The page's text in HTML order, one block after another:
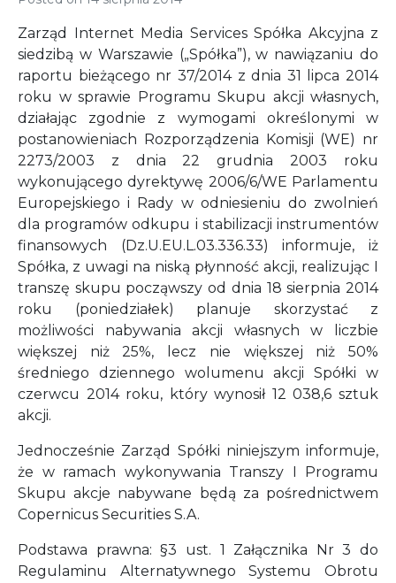
Zarząd Internet Media Services Spółka Akcyjna z
siedzibą w Warszawie („Spółka”), w nawiązaniu do
raportu bieżącego nr 37/2014 z dnia 31 lipca 2014
roku w sprawie Programu Skupu akcji własnych,
działając zgodnie z wymogami określonymi w
postanowieniach Rozporządzenia Komisji (WE) nr
2273/2003 z dnia 22 grudnia 2003 roku
wykonującego dyrektywę 2006/6/WE Parlamentu
Europejskiego i Rady w odniesieniu do zwolnień
dla programów odkupu i stabilizacji instrumentów
finansowych (Dz.U.EU.L.03.336.33) informuje, iż
Spółka, z uwagi na niską płynność akcji, realizując I
transzę skupu począwszy od dnia 18 sierpnia 2014
roku (poniedziałek) planuje skorzystać z
możliwości nabywania akcji własnych w liczbie
większej niż 25%, lecz nie większej niż 50%
średniego dziennego wolumenu akcji Spółki w
czerwcu 2014 roku, który wynosił 12 038,6 sztuk
akcji.
Jednocześnie Zarząd Spółki niniejszym informuje,
że w ramach wykonywania Transzy I Programu
Skupu akcje nabywane będą za pośrednictwem
Copernicus Securities S.A.
Podstawa prawna: §3 ust. 1 Załącznika Nr 3 do
Regulaminu Alternatywnego Systemu Obrotu